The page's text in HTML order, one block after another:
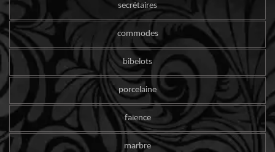
secrétaires
commodes
bibelots
porcelaine
faïence
marbre